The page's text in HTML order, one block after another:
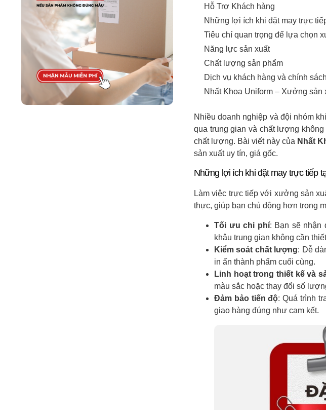
Hỗ Trợ Khách hàng
Những lợi ích khi đặt may trực
Tiêu chí quan trọng để lựa chọn
Năng lực sản xuất
Chất lượng sản phẩm
Dịch vụ khách hàng và chính sách
Nhất Khoa Uniform – Xưởng sản
Nhiều doanh nghiệp và đội nhóm
qua trung gian và chất lượng
chất lượng. Bài viết này của Nhất
sản xuất uy tín, giá gốc.
Những lợi ích khi đặt may trực tiếp
Làm việc trực tiếp với xưởng sản
thực, giúp bạn chủ động hơn trong
Tối ưu chi phí: Bạn sẽ nhận
khâu trung gian không cần
Kiểm soát chất lượng: Dễ
in ấn thành phẩm cuối cùng.
Linh hoạt trong thiết kế và
màu sắc hoặc thay đổi số
Đảm bảo tiến độ: Quá trình
giao hàng đúng như cam kết.